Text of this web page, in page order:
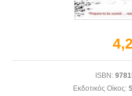
ISBN:
Εκδοτικός Οίκος: